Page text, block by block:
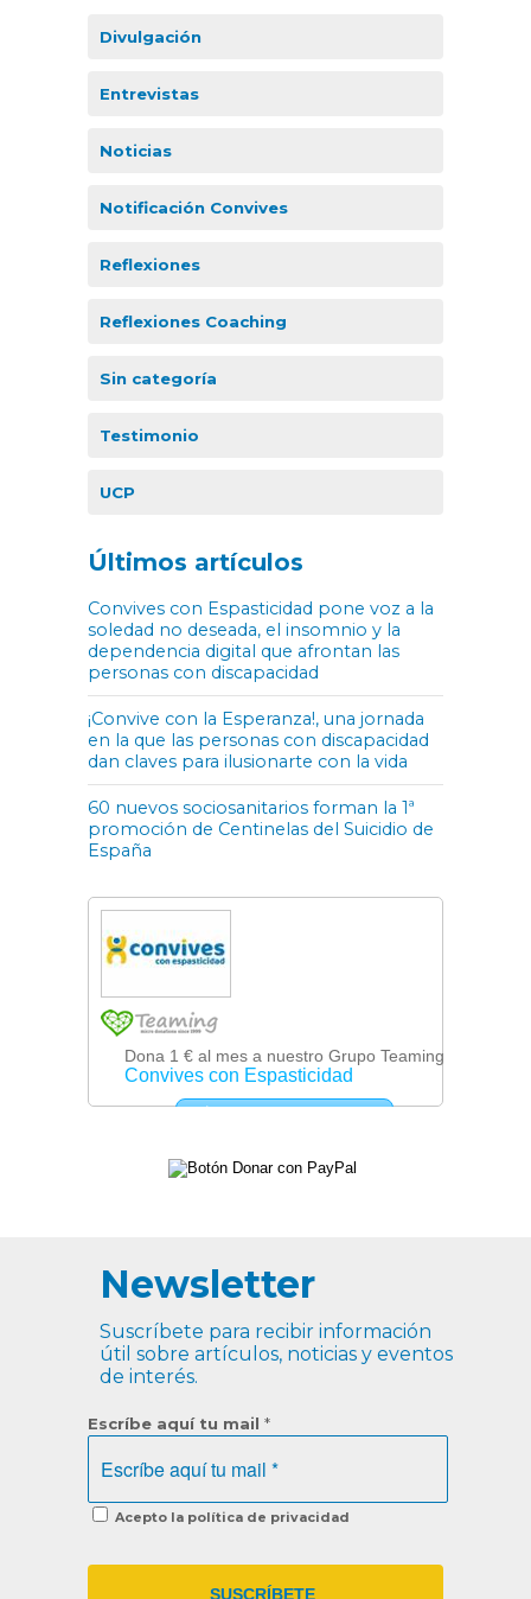
Divulgación
Entrevistas
Noticias
Notificación Convives
Reflexiones
Reflexiones Coaching
Sin categoría
Testimonio
UCP
Últimos artículos
Convives con Espasticidad pone voz a la
soledad no deseada, el insomnio y la
dependencia digital que afrontan las
personas con discapacidad
¡Convive con la Esperanza!, una jornada
en la que las personas con discapacidad
dan claves para ilusionarte con la vida
60 nuevos sociosanitarios forman la 1ª
promoción de Centinelas del Suicidio de
España
Newsletter
Suscríbete para recibir información
útil sobre artículos, noticias y eventos
de interés.
Escríbe aquí tu mail *
Acepto la política de privacidad